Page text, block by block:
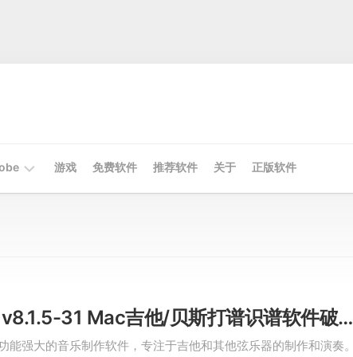
游戏 免费软件 推荐软件 关于 正版软件
Guitar Pro v8.1.5-31 Mac吉他/贝斯打谱识谱软件破解版
能强大的音乐制作软件，专注于吉他和其他弦乐器的制作和演奏。